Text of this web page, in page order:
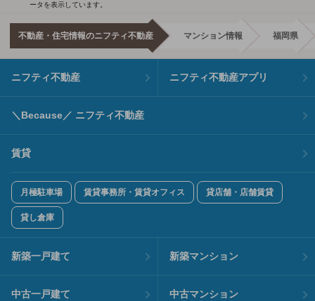
ータを表示しています。
不動産・住宅情報のニフティ不動産 マンション情報 福岡県
ニフティ不動産 ニフティ不動産アプリ
＼Because／ ニフティ不動産
賃貸
月極駐車場 賃貸事務所・賃貸オフィス 貸店舗・店舗賃貸
貸し倉庫
新築一戸建て 新築マンション
中古一戸建て 中古マンション